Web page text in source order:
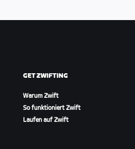
GET ZWIFTING
Warum Zwift
So funktioniert Zwift
Laufen auf Zwift